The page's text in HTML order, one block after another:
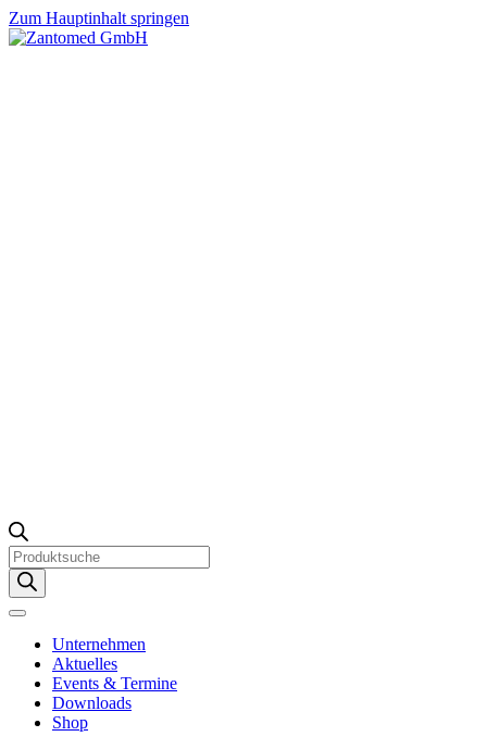
Zum Hauptinhalt springen
Products
search
Unternehmen
Aktuelles
Events & Termine
Downloads
Shop